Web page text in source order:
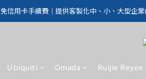
🛍️  全店免信用卡手續費、購物滿 HK$1000
Ubiquiti Omada Ruijie Reyee